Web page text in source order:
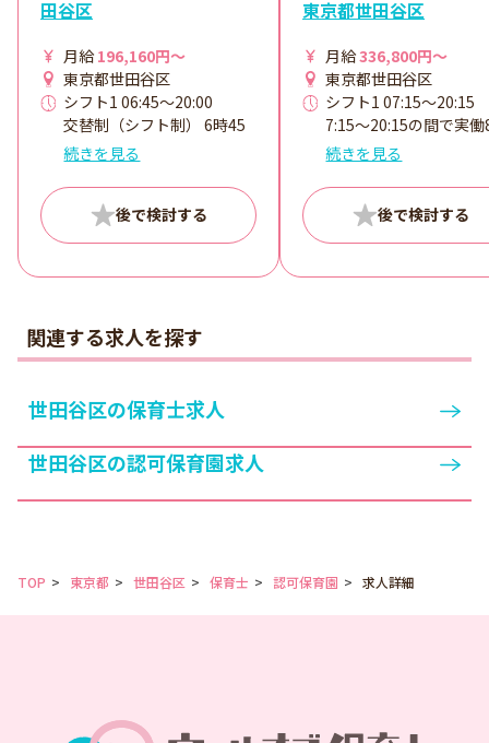
田谷区
月給 196,160円～
東京都世田谷区
シフト1 06:45～20:00
交替制（シフト制） 6時45
分～20時00分の時間の間の
遅出は月1回～2回程度） ※
日曜祝日出勤あり。（年4回
～5回程度） ※休憩60分
15時間
続きを見る
東京都世田谷区
月給336,800円～
東京都世田谷区
シフト1 07:15～20:15
7:15～20:15の間で実
間シフト制（休憩45分
制 シフト例 7:15～
8:15～17:00 10:00～
ほか
続きを見る
関連する求人を探す
世田谷区の保育士求人
世田谷区の認可保育園求人
TOP 東京都 世田谷区 保育士 認可保育園 求人詳細